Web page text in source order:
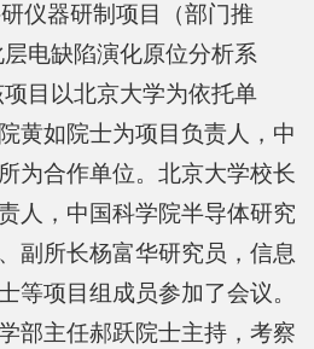
仪器研制项目（部门推
电缺陷演化原位分析系
目以北京大学为依托单
黄如院士为项目负责人，中
为合作单位。北京大学校长
人，中国科学院半导体研究
副所长杨富华研究员，信息
等项目组成员参加了会议。
部主任郝跃院士主持，考察